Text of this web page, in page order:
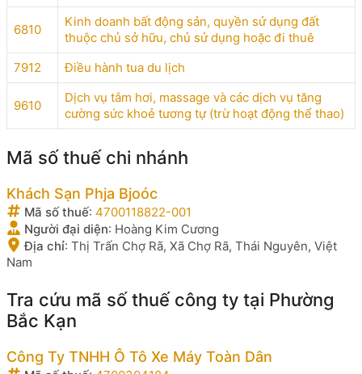
6810
Kinh doanh bất động sản, quyền sử dụng đất
thuộc chủ sở hữu, chủ sử dụng hoặc đi thuê
7912
Điều hành tua du lịch
9610
Dịch vụ tắm hơi, massage và các dịch vụ tăng
cường sức khoẻ tương tự (trừ hoạt động thể thao)
Mã số thuế chi nhánh
Khách Sạn Phja Bjoóc
Mã số thuế: 4700118822-001
Người đại diện: Hoàng Kim Cương
Địa chỉ: Thị Trấn Chợ Rã, Xã Chợ Rã, Thái Nguyên, Việt
Nam
Tra cứu mã số thuế công ty tại Phường
Bắc Kạn
Công Ty TNHH Ô Tô Xe Máy Toàn Dân